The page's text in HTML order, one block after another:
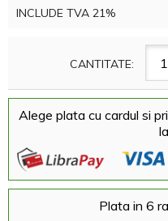
INCLUDE TVA 21%
CANTITATE:
Alege plata cu cardul si
Plata in 6